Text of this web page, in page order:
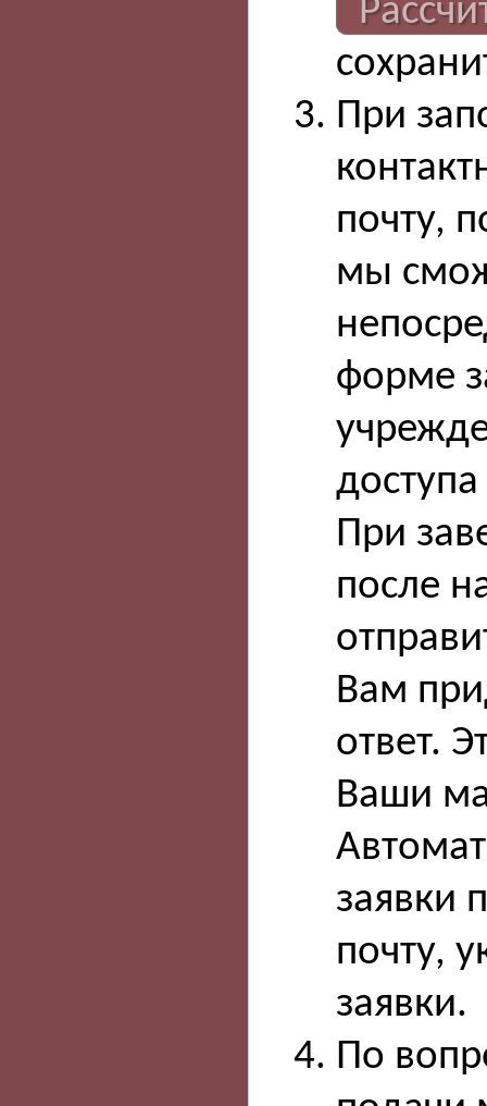
При
почту,
мы
форме
При
после
Вам
ответ.
Ваши
заявки
почту,
заявки.
По